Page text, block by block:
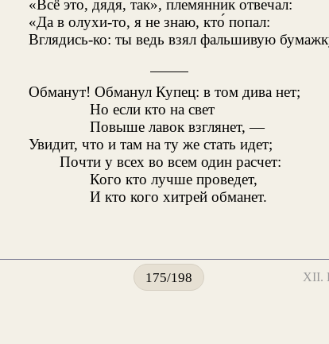
«Всё это, дядя, так», племянник отвечал:
«Да в олухи-то, я не знаю, кто́ попал:
Вглядись-ко: ты ведь взял фальшивую
Обманут! Обманул Купец: в том дива нет;
Но если кто на свет
Повыше лавок взглянет, —
Увидит, что и там на ту же стать идет;
Почти у всех во всем один расчет:
Кого кто лучше проведет,
И кто кого хитрей обманет.
175/198 XII.